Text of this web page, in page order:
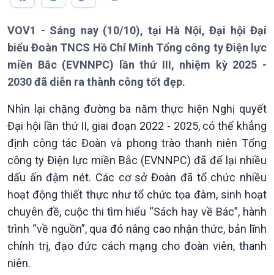
Giới thiệu
Thời sự
Thời sự 6h
Thời sự 12h
Thời sự 18h
Thời sự 21h30
Bản tin
VOV1 - Sáng nay (10/10), tại Hà Nội, Đại hội Đại
biểu Đoàn TNCS Hồ Chí Minh Tổng công ty Điện lực
miền Bắc (EVNNPC) lần thứ III, nhiệm kỳ 2025 -
2030 đã diễn ra thành công tốt đẹp.
Nhìn lại chặng đường ba năm thực hiện Nghị quyết
Đại hội lần thứ II, giai đoạn 2022 - 2025, có thể khẳng
định công tác Đoàn và phong trào thanh niên Tổng
công ty Điện lực miền Bắc (EVNNPC) đã để lại nhiều
dấu ấn đậm nét. Các cơ sở Đoàn đã tổ chức nhiều
hoạt động thiết thực như tổ chức tọa đàm, sinh hoạt
chuyên đề, cuộc thi tìm hiểu “Sách hay về Bác”, hành
trình “về nguồn”, qua đó nâng cao nhận thức, bản lĩnh
chính trị, đạo đức cách mạng cho đoàn viên, thanh
niên.